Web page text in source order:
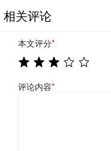
相关评论
本文评分*
评论内容*